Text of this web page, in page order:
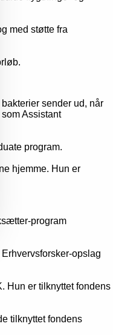
med støtte fra
sender ud, når
Assistant
program.
hjemme. Hun er
program
opslag
Hun er tilknyttet fondens
tilknyttet fondens